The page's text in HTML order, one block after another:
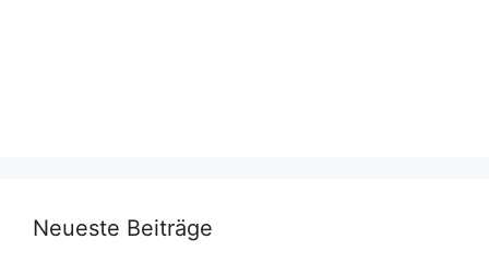
Neueste Beiträge